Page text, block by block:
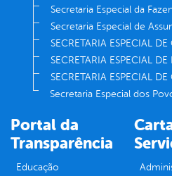
Secretaria Especial da
Secretaria Especial de
SECRETARIA ESPECIAL
SECRETARIA ESPECIAL DE
SECRETARIA ESPECIAL DE
Secretaria Especial dos
Portal da
Transparência
Educação